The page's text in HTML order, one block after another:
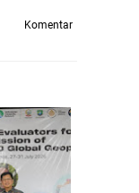
Komentar